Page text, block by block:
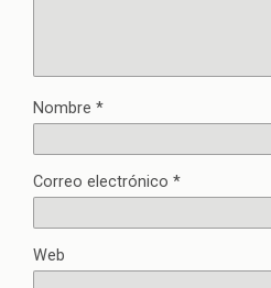
Nombre *
Correo electrónico *
Web